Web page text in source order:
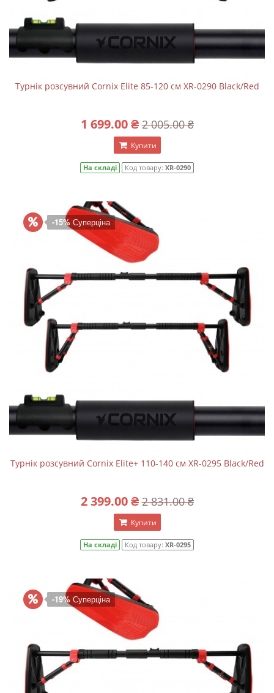
Турнік розсувний Cornix Elite 85-120 см XR-0290 Black/Red
1 699.00 ₴ 2 005.00 ₴
Купити
На складі Код товару: XR-0290
-15% Суперціна
Турнік розсувний Cornix Elite+ 110-140 см XR-0295 Black/Red
2 399.00 ₴ 2 831.00 ₴
Купити
На складі Код товару: XR-0295
-19% Суперціна